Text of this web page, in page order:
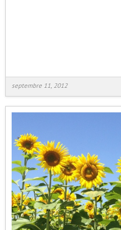
septembre 11, 2012